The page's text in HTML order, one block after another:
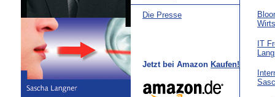
IT
Die Presse
Jetzt bei Amazon Kaufen!